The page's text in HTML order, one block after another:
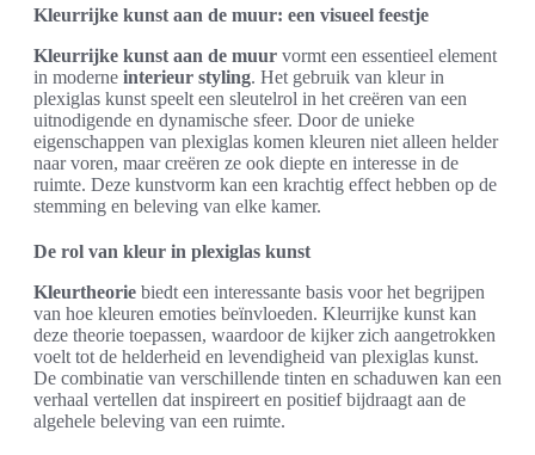
Kleurrijke kunst aan de muur: een visueel feestje
Kleurrijke kunst aan de muur vormt een essentieel element
in moderne interieur styling. Het gebruik van kleur in
plexiglas kunst speelt een sleutelrol in het creëren van een
uitnodigende en dynamische sfeer. Door de unieke
eigenschappen van plexiglas komen kleuren niet alleen helder
naar voren, maar creëren ze ook diepte en interesse in de
ruimte. Deze kunstvorm kan een krachtig effect hebben op de
stemming en beleving van elke kamer.
De rol van kleur in plexiglas kunst
Kleurtheorie biedt een interessante basis voor het begrijpen
van hoe kleuren emoties beïnvloeden. Kleurrijke kunst kan
deze theorie toepassen, waardoor de kijker zich aangetrokken
voelt tot de helderheid en levendigheid van plexiglas kunst.
De combinatie van verschillende tinten en schaduwen kan een
verhaal vertellen dat inspireert en positief bijdraagt aan de
algehele beleving van een ruimte.